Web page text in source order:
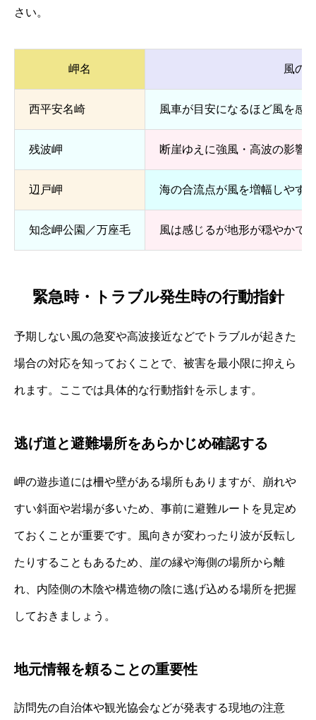
さい。
岬名 風の
西平安名崎 風車が目安になるほど風を感
残波岬 断崖ゆえに強風・高波の影響
辺戸岬 海の合流点が風を増幅しやす
知念岬公園／万座毛 風は感じるが地形が穏やかで
緊急時・トラブル発生時の行動指針
予期しない風の急変や高波接近などでトラブルが起きた
場合の対応を知っておくことで、被害を最小限に抑えら
れます。ここでは具体的な行動指針を示します。
逃げ道と避難場所をあらかじめ確認する
岬の遊歩道には柵や壁がある場所もありますが、崩れや
すい斜面や岩場が多いため、事前に避難ルートを見定め
ておくことが重要です。風向きが変わったり波が反転し
たりすることもあるため、崖の縁や海側の場所から離
れ、内陸側の木陰や構造物の陰に逃げ込める場所を把握
しておきましょう。
地元情報を頼ることの重要性
訪問先の自治体や観光協会などが発表する現地の注意